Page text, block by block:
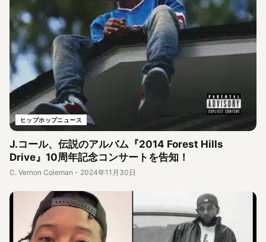
ヒップホップニュース
J.コール、伝説のアルバム『2014 Forest Hills
Drive』10周年記念コンサートを告知！
C. Vernon Coleman - 2024年11月30日